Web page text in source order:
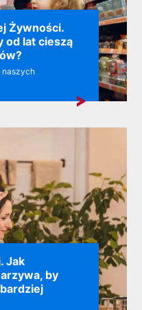
Żywności.
od lat cieszą
naszych
Jak
by